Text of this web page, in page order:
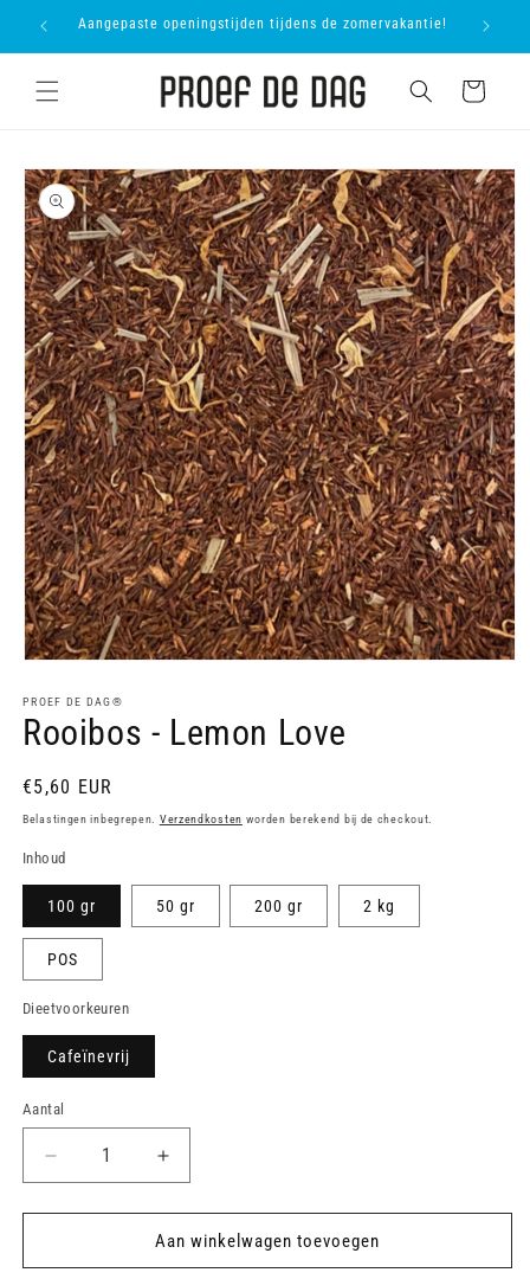
naar deAangepaste openingstijden tijdens de zomervakantie!
Winkelwagen
Ga direct naar
productinformatie
openen
in
modaal
PROEF DE DAG®
Rooibos - Lemon Love
Normale
prijs
€5,60 EUR
Belastingen inbegrepen. Verzendkosten worden berekend bij de checkout.
Inhoud
100 gr 50 gr 200 gr 2 kg
POS
Dieetvoorkeuren
Cafeïnevrij
Aantal
Aantal
verlagen
voor
-
Aantal
verhogen
voor
Rooibos
-
Aan winkelwagen toevoegen